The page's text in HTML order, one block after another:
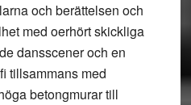
och berättelsen och
med oerhört skickliga
dansscener och en
tillsammans med
betongmurar till